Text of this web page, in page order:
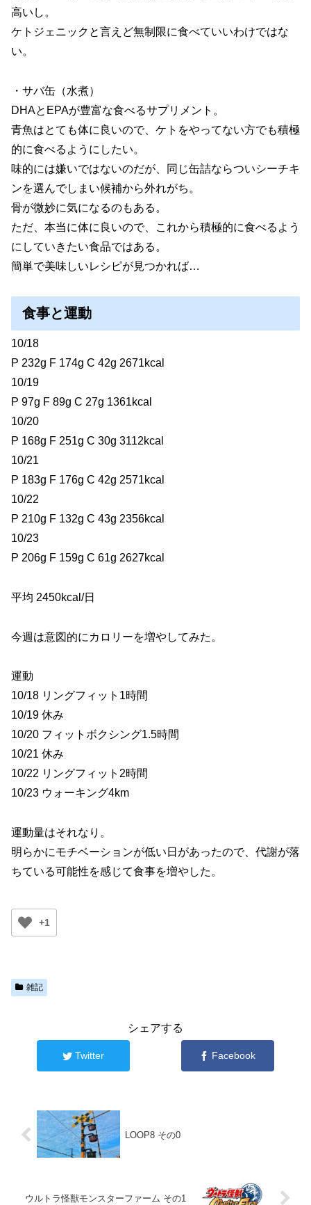
高いし。
ケトジェニックと言えど無制限に食べていいわけではな
い。
・サバ缶（水煮）
DHAとEPAが豊富な食べるサプリメント。
青魚はとても体に良いので、ケトをやってない方でも積極
的に食べるようにしたい。
味的には嫌いではないのだが、同じ缶詰ならついシーチキ
ンを選んでしまい候補から外れがち。
骨が微妙に気になるのもある。
ただ、本当に体に良いので、これから積極的に食べるよう
にしていきたい食品ではある。
簡単で美味しいレシピが見つかれば…
食事と運動
10/18
P 232g F 174g C 42g 2671kcal
10/19
P 97g F 89g C 27g 1361kcal
10/20
P 168g F 251g C 30g 3112kcal
10/21
P 183g F 176g C 42g 2571kcal
10/22
P 210g F 132g C 43g 2356kcal
10/23
P 206g F 159g C 61g 2627kcal
平均 2450kcal/日
今週は意図的にカロリーを増やしてみた。
運動
10/18 リングフィット1時間
10/19 休み
10/20 フィットボクシング1.5時間
10/21 休み
10/22 リングフィット2時間
10/23 ウォーキング4km
運動量はそれなり。
明らかにモチベーションが低い日があったので、代謝が落
ちている可能性を感じて食事を増やした。
+1
雑記
シェアする
Twitter Facebook
LOOP8 その0
ウルトラ怪獣モンスターファーム その1